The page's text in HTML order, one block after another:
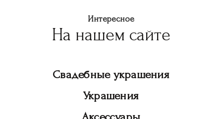
Интересное
На нашем сайте
Свадебные украшения
Украшения